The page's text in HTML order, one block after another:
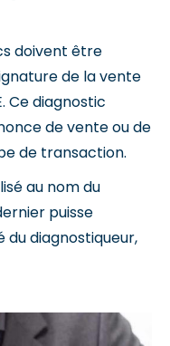
doivent être
de la vente
Ce diagnostic
de vente ou de
de transaction.
au nom du
puisse
diagnostiqueur,